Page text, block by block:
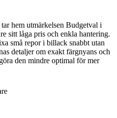
hem utmärkelsen Budgetval i
sitt låga pris och enkla hantering.
små repor i billack snabbt utan
detaljer om exakt färgnyans och
den mindre optimal för mer